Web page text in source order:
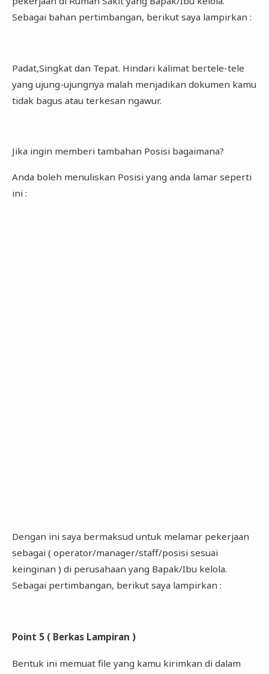
Sebagai bahan pertimbangan, berikut saya lampirkan :
Padat,Singkat dan Tepat. Hindari kalimat bertele-tele
yang ujung-ujungnya malah menjadikan dokumen kamu
tidak bagus atau terkesan ngawur.
Jika ingin memberi tambahan Posisi bagaimana?
Anda boleh menuliskan Posisi yang anda lamar seperti
ini :
Dengan ini saya bermaksud untuk melamar pekerjaan
sebagai ( operator/manager/staff/posisi sesuai
keinginan ) di perusahaan yang Bapak/Ibu kelola.
Sebagai pertimbangan, berikut saya lampirkan :
Point 5 ( Berkas Lampiran )
Bentuk ini memuat file yang kamu kirimkan di dalam